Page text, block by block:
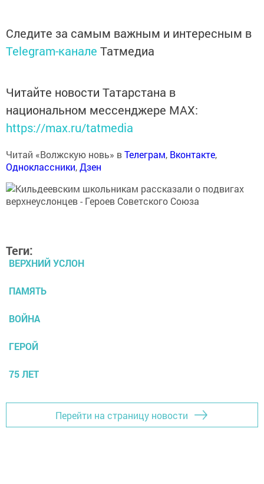
Следите за самым важным и интересным в
Telegram-канале Татмедиа
Читайте новости Татарстана в
национальном мессенджере MАХ:
https://max.ru/tatmedia
Читай «Волжскую новь» вТелеграм, Вконтакте,
Одноклассники,Дзен
Теги:
ВЕРХНИЙ УСЛОН
ПАМЯТЬ
ВОЙНА
ГЕРОЙ
75 ЛЕТ
Перейти на страницу новости